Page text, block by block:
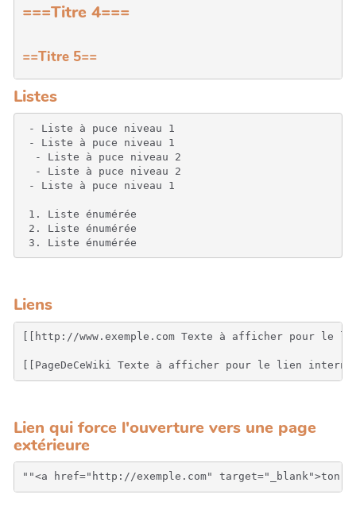
===Titre 4===
==Titre 5==
Listes
- Liste à puce niveau 1
- Liste à puce niveau 1
  - Liste à puce niveau 2
  - Liste à puce niveau 2
- Liste à puce niveau 1
1. Liste énumérée
2. Liste énumérée
3. Liste énumérée
Liens
[[http://www.exemple.com Texte à afficher pour le
[[PageDeCeWiki Texte à afficher pour le lien
Lien qui force l'ouverture vers une page
extérieure